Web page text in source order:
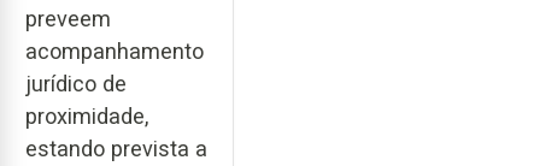
preveem
acompanhamento
jurídico de
proximidade,
estando prevista a